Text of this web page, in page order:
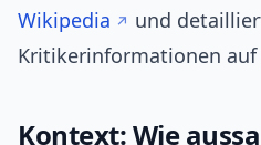
Wikipedia
und
Kritikerinformationen auf
Kontext: Wie